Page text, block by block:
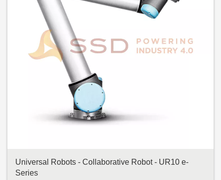
Universal Robots - Collaborative Robot - UR10 e-
Series